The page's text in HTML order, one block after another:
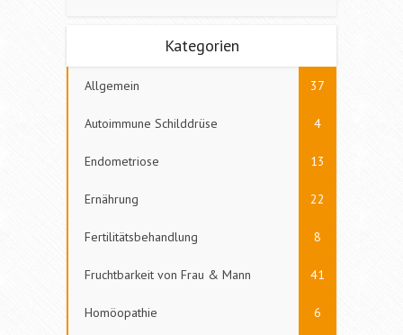
Kategorien
Allgemein 37
Autoimmune Schilddrüse 4
Endometriose 13
Ernährung 22
Fertilitätsbehandlung 8
Fruchtbarkeit von Frau & Mann 41
Homöopathie 6